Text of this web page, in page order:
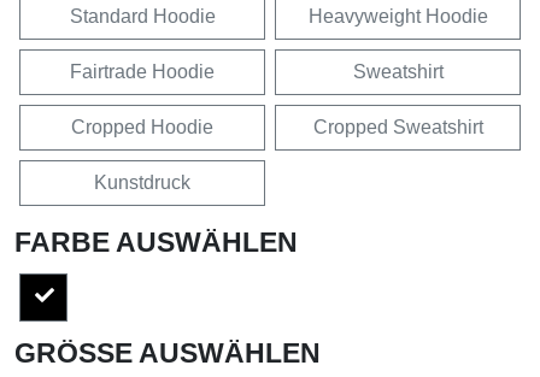
Standard Hoodie Heavyweight Hoodie
Fairtrade Hoodie Sweatshirt
Cropped Hoodie Cropped Sweatshirt
Kunstdruck
FARBE AUSWÄHLEN
GRÖSSE AUSWÄHLEN